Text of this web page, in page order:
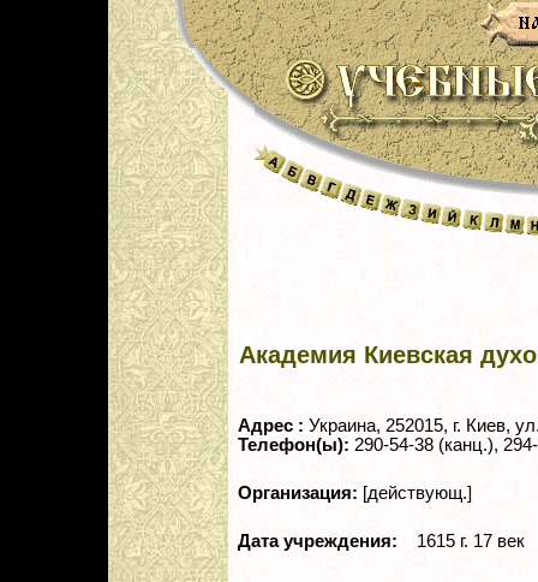
Академия Киевская
Адрес : Украина, 252015, г. Киев,
Телефон(ы): 290-54-38 (канц.),
Организация: [действующ.]
Дата учреждения: 1615 г. 17 век